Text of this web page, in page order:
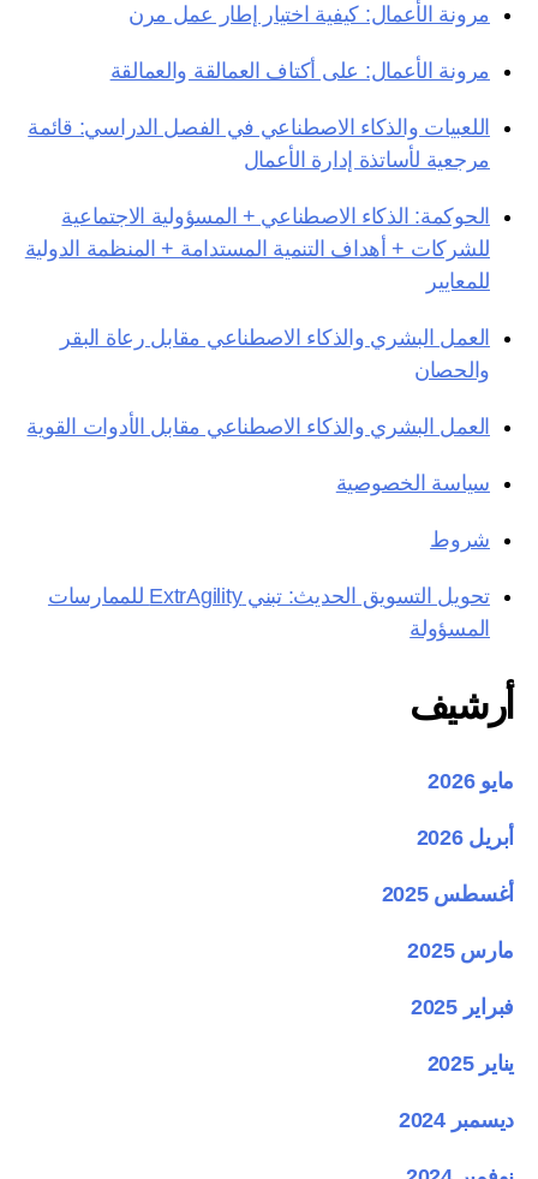
مرونة الأعمال: كيفية اختيار إطار عمل مرن
مرونة الأعمال: على أكتاف العمالقة والعمالقة
اللعبيات والذكاء الاصطناعي في الفصل الدراسي: قائمة
مرجعية لأساتذة إدارة الأعمال
الحوكمة: الذكاء الاصطناعي + المسؤولية الاجتماعية
للشركات + أهداف التنمية المستدامة + المنظمة الدولية
للمعايير
العمل البشري والذكاء الاصطناعي مقابل رعاة البقر
والحصان
العمل البشري والذكاء الاصطناعي مقابل الأدوات القوية
سياسة الخصوصية
شروط
تحويل التسويق الحديث: تبني ExtrAgility للممارسات
المسؤولة
أرشيف
مايو 2026
أبريل 2026
أغسطس 2025
مارس 2025
فبراير 2025
يناير 2025
ديسمبر 2024